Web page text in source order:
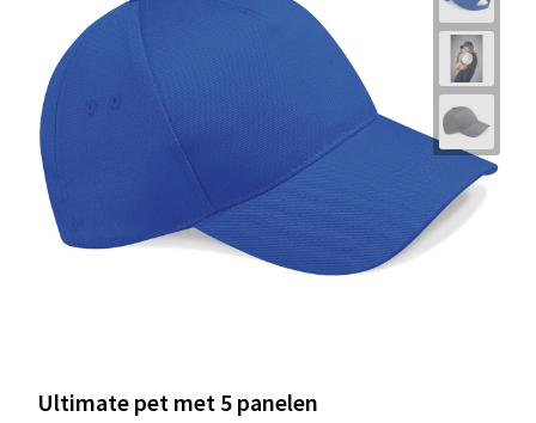
Ultimate pet met 5 panelen